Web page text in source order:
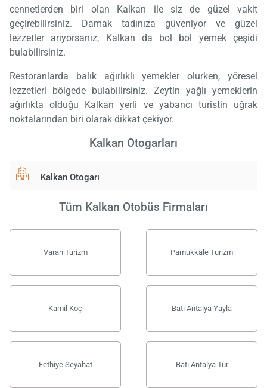
cennetlerden biri olan Kalkan ile siz de güzel vakit
geçirebilirsiniz. Damak tadınıza güveniyor ve güzel
lezzetler arıyorsanız, Kalkan da bol bol yemek çeşidi
bulabilirsiniz.
Restoranlarda balık ağırlıklı yemekler olurken, yöresel
lezzetleri bölgede bulabilirsiniz. Zeytin yağlı yemeklerin
ağırlıkta olduğu Kalkan yerli ve yabancı turistin uğrak
noktalarından biri olarak dikkat çekiyor.
Kalkan Otogarları
Kalkan Otogarı
Tüm Kalkan Otobüs Firmaları
Varan Turizm Pamukkale Turizm
Kamil Koç Batı Antalya Yayla
Fethiye Seyahat Batı Antalya Tur